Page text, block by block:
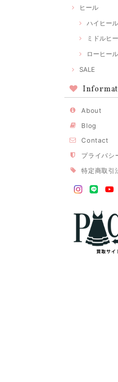
ヒール
ハイヒー
ミドルヒ
ローヒー
SALE
About
Blog
Contact
プライバシ
特定商取引